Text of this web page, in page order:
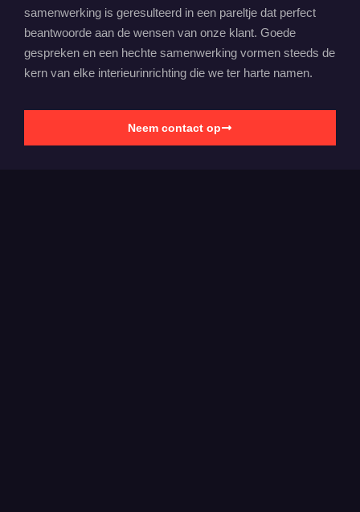
samenwerking is geresulteerd in een pareltje dat perfect
beantwoorde aan de wensen van onze klant. Goede
gespreken en een hechte samenwerking vormen steeds de
kern van elke interieurinrichting die we ter harte namen.
Neem contact op